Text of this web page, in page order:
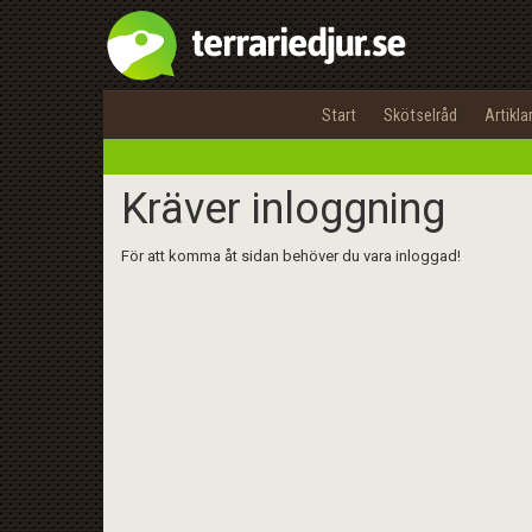
Start Skötselråd Artiklar
Kräver inloggning
För att komma åt sidan behöver du vara inloggad!